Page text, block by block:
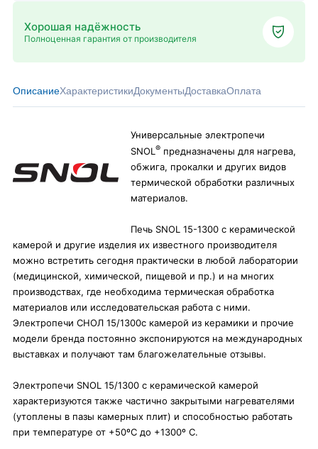
Хорошая надёжность
Полноценная гарантия от производителя
ОписаниеХарактеристикиДокументыДоставкаОплата
Универсальные электропечи
SNOL® предназначены для нагрева,
обжига, прокалки и других видов
термической обработки различных
материалов.
Печь SNOL 15-1300 с керамической
камерой и другие изделия их известного производителя
можно встретить сегодня практически в любой лаборатории
(медицинской, химической, пищевой и пр.) и на многих
производствах, где необходима термическая обработка
материалов или исследовательская работа с ними.
Электропечи СНОЛ 15/1300с камерой из керамики и прочие
модели бренда постоянно экспонируются на международных
выставках и получают там благожелательные отзывы.
Электропечи SNOL 15/1300 с керамической камерой
характеризуются также частично закрытыми нагревателями
(утоплены в пазы камерных плит) и способностью работать
при температуре от +50ºC до +1300º C.